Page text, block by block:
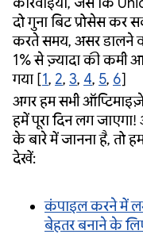
दो गुना बिट प्रोसेस
करते समय, असर
1% से ज़्यादा की कमी
गया [1, 2, 3, 4, 5, 6]
अगर हम सभी
हमें पूरा दिन लग
के बारे में जानना है, तो
देखें:
कंपाइल करने में
बेहतर बनाने के